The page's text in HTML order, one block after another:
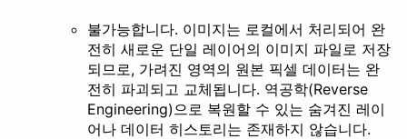
불가능합니다. 이미지는 로컬에서 처리되어 완
전히 새로운 단일 레이어의 이미지 파일로 저장
되므로, 가려진 영역의 원본 픽셀 데이터는 완
전히 파괴되고 교체됩니다. 역공학(Reverse
Engineering)으로 복원할 수 있는 숨겨진 레이
어나 데이터 히스토리는 존재하지 않습니다.